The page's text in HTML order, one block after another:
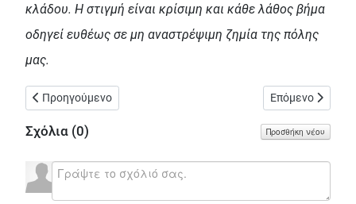
κλάδου. Η στιγμή είναι κρίσιμη και κάθε λάθος βήμα
οδηγεί ευθέως σε μη αναστρέψιμη ζημία της πόλης
μας.
Προηγούμενο άρθρο: Λαϊκή Συσπείρωση / "εκτάκτως" και "δια
Προηγούμενο Επόμενο άρθρο:
Επόμενο
Σχόλια (0) Προσθήκη νέου